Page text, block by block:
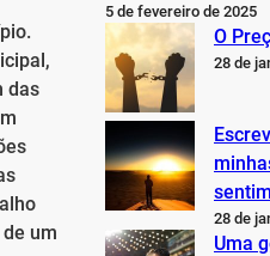
das
um
5 de fevereiro de 2025
O
28 de
28 de
Uma